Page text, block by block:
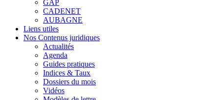
GAP
CADENET
AUBAGNE
Liens utiles
Nos Contenus juridiques
Actualités
Agenda
Guides pratiques
Indices & Taux
Dossiers du mois
Vidéos